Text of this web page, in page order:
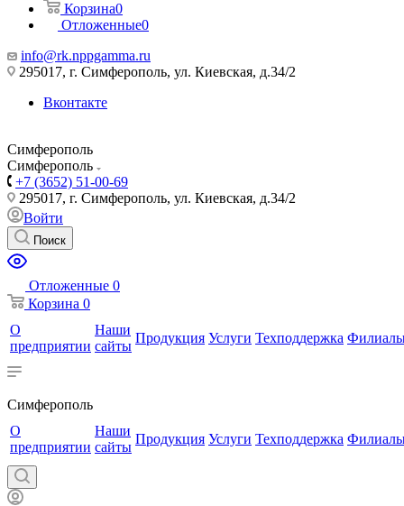
Корзина0
Отложенные0
info@rk.nppgamma.ru
295017, г. Симферополь, ул. Киевская, д.34/2
Вконтакте
Симферополь
Симферополь
+7 (3652) 51-00-69
295017, г. Симферополь, ул. Киевская, д.34/2
Войти
Поиск
Отложенные 0
Корзина 0
О
предприятии
Наши
сайты
Продукция Услуги Техподдержка
Симферополь
О
предприятии
Наши
сайты
Продукция Услуги Техподдержка